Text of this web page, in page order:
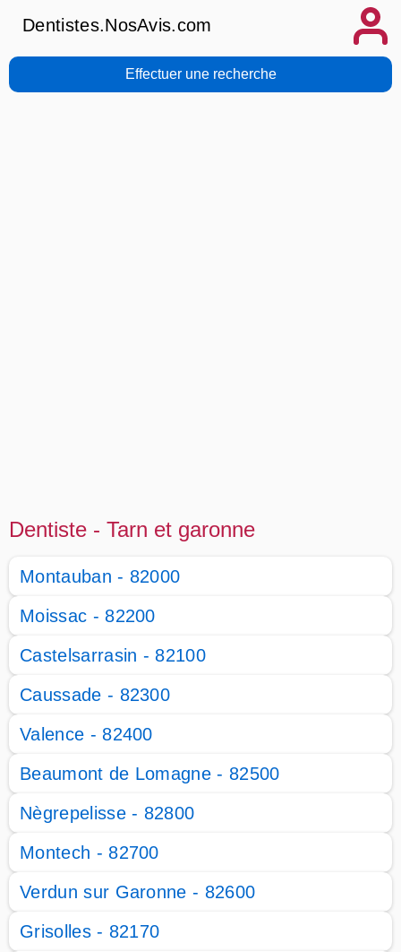
Dentistes.NosAvis.com
Effectuer une recherche
Dentiste - Tarn et garonne
Montauban - 82000
Moissac - 82200
Castelsarrasin - 82100
Caussade - 82300
Valence - 82400
Beaumont de Lomagne - 82500
Nègrepelisse - 82800
Montech - 82700
Verdun sur Garonne - 82600
Grisolles - 82170